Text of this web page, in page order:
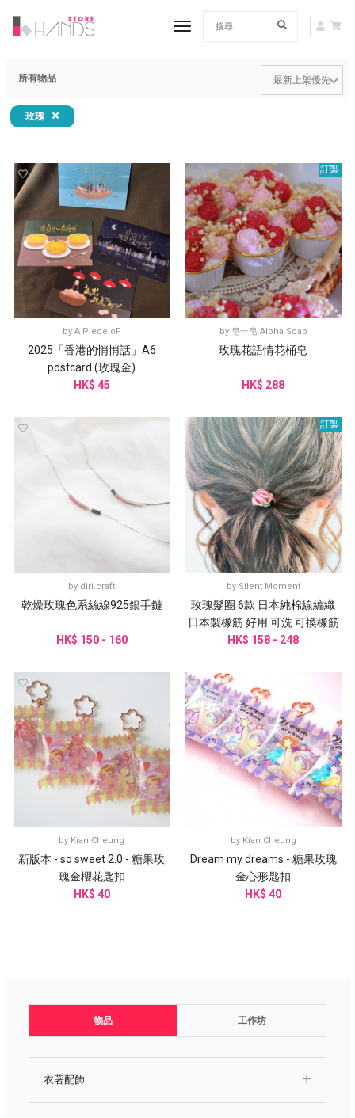
toggle navigation
物品 工作坊
衣著配飾
所有物品
玫瑰
byA Piece oF
2025「香港的悄悄話」A6
postcard (玫瑰金)
HK$ 45
訂製
by 皂一皂 Alpha Soap
玫瑰花語情花桶皂
HK$ 288
by diri.craft
乾燥玫瑰色系絲線925銀手鏈
HK$ 150 - 160
訂製
by Silent Moment
玫瑰髮圈 6款 日本純棉線編織
日本製橡筋 好用 可洗 可換橡筋
HK$ 158 - 248
by Kian Cheung
新版本 - so sweet 2.0 - 糖果玫
瑰金櫻花匙扣
HK$ 40
by Kian Cheung
Dream my dreams - 糖果玫瑰
金心形匙扣
HK$ 40